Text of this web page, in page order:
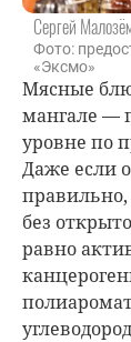
Сергей
Фото:
«Эксмо»
Мясные
мангале —
уровне по
Даже если
правильно,
без
равно